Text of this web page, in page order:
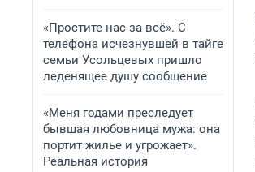
«Простите нас за всё». С
телефона исчезнувшей в тайге
семьи Усольцевых пришло
леденящее душу сообщение
«Меня годами преследует
бывшая любовница мужа: она
портит жилье и угрожает».
Реальная история